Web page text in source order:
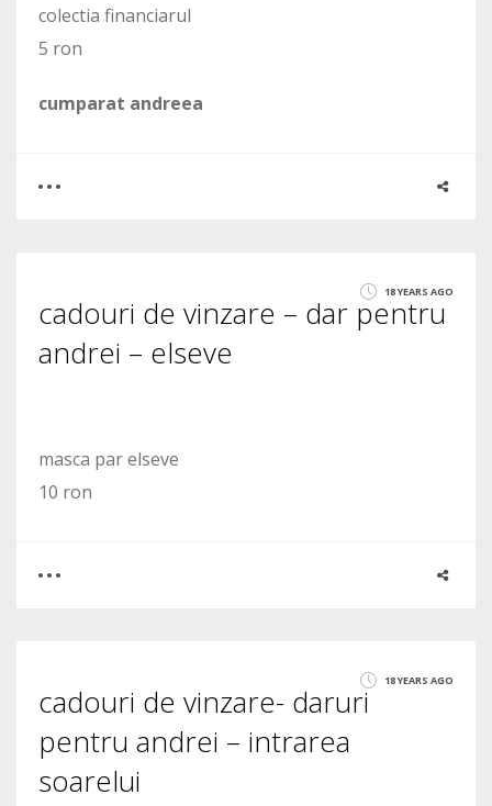
colectia financiarul
5 ron
cumparat andreea
2229
18 YEARS AGO
cadouri de vinzare – dar pentru
andrei – elseve
masca par elseve
10 ron
1941
18 YEARS AGO
cadouri de vinzare- daruri
pentru andrei – intrarea
soarelui